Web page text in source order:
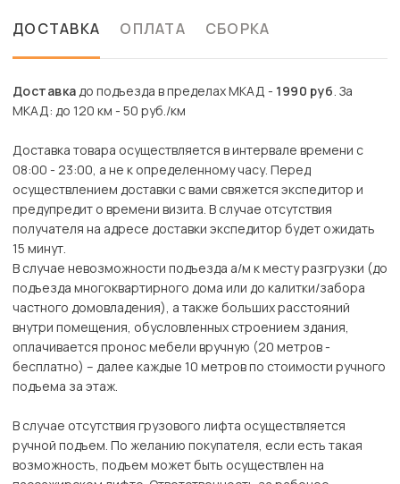
ДОСТАВКА ОПЛАТА СБОРКА
Доставкадо подъезда в пределах МКАД - 1990 руб. За
МКАД: до 120 км - 50 руб./км
Доставка товара осуществляется в интервале времени с
08:00 - 23:00, а не к определенному часу. Перед
осуществлением доставки с вами свяжется экспедитор и
предупредит о времени визита. В случае отсутствия
получателя на адресе доставки экспедитор будет ожидать
15 минут.
В случае невозможности подъезда а/м к месту разгрузки (до
подъезда многоквартирного дома или до калитки/забора
частного домовладения), а также больших расстояний
внутри помещения, обусловленных строением здания,
оплачивается пронос мебели вручную (20 метров -
бесплатно) – далее каждые 10 метров по стоимости ручного
подъема за этаж.
В случае отсутствия грузового лифта осуществляется
ручной подъем. По желанию покупателя, если есть такая
возможность, подъем может быть осуществлен на